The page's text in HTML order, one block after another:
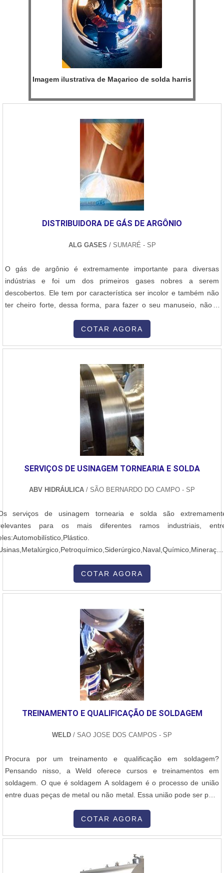
Imagem ilustrativa de Maçarico de solda harris
DISTRIBUIDORA DE GÁS DE ARGÔNIO
ALG GASES / SUMARÉ - SP
O gás de argônio é extremamente importante para diversas
indústrias e foi um dos primeiros gases nobres a serem
descobertos. Ele tem por característica ser incolor e também não
ter cheiro forte, dessa forma, para fazer o seu manuseio, não é
é usado principalmente em grandes museus, pois ele tem a
capacidade de conservar peças de arte. Para isso, basta submeter
COTAR AGORA
SERVIÇOS DE USINAGEM TORNEARIA E SOLDA
ABV HIDRÁULICA / SÃO BERNARDO DO CAMPO - SP
serviços de usinagem tornearia e solda são
para os mais diferentes ramos industriais,
eficientes que possam contribuir com o
COTAR AGORA
TREINAMENTO E QUALIFICAÇÃO DE SOLDAGEM
WELD / SAO JOSE DOS CAMPOS - SP
Procura por um treinamento e qualificação em soldagem?
Pensando nisso, a Weld oferece cursos e treinamentos em
soldagem. O que é soldagem A soldagem é o processo de união
entre duas peças de metal ou não metal. Essa união pode ser para
defeito, devolvendo a ela as suas funcionalidades. Tipos de
COTAR AGORA